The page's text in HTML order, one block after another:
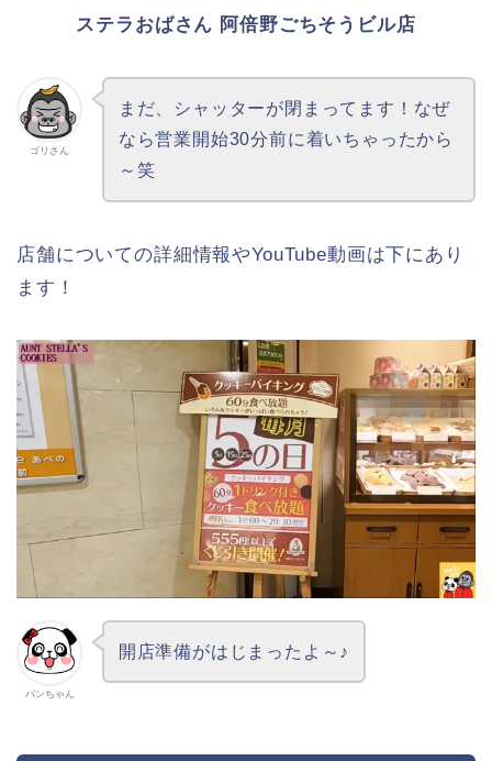
ステラおばさん 阿倍野ごちそうビル店
ゴリさん
まだ、シャッターが閉まってます！なぜ
なら営業開始30分前に着いちゃったから
～笑
店舗についての詳細情報やYouTube動画は下にあり
ます！
パンちゃん
開店準備がはじまったよ～♪